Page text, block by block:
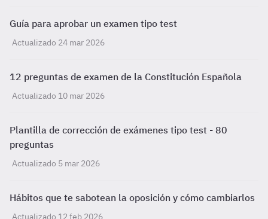
Guía para aprobar un examen tipo test
Actualizado 24 mar 2026
12 preguntas de examen de la Constitución Española
Actualizado 10 mar 2026
Plantilla de corrección de exámenes tipo test - 80
preguntas
Actualizado 5 mar 2026
Hábitos que te sabotean la oposición y cómo cambiarlos
Actualizado 12 feb 2026